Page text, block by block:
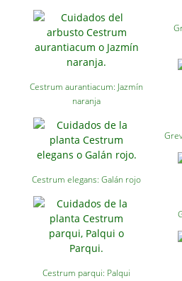
Cestrum aurantiacum: Jazmín
naranja
Cestrum elegans: Galán rojo
Cestrum parqui: Palqui